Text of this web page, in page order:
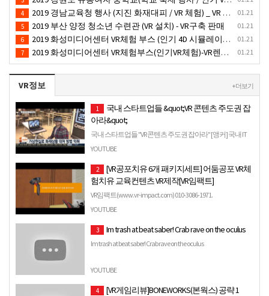
01.21
4 2019 경남교육청 행사 (지진 화재대피 / VR 체험) _ VR 렌탈대여행사
01.21
5 2019 부산 양정 청소년 수련관 (VR 설치) - VR구축 판매
01.21
6 2019 화성미디어센터 VR체험 부스 (인기 4D 시뮬레이터 체험)- VR렌탈
01.21
7 2019 화성미디어센터 VR체험부스(인기VR체험)-VR렌탈대여
VR정보 + 더보기
1
국내 스타트업들 &quot;VR 콘텐츠 주도권 잡
아라&quot;
국내 스타트업들 "VR 콘텐츠 주도권 잡아라" [앵커] 국내 IT
업체뿐만 아니라 구글과 페이스북ㆍ애플 등 글로벌 기업까
YOUTUBE
2
[VR공포치유 6개 패키지세트] 어둠공포 VR체
험치유 교육컨텐츠 VR제작[VR임팩트]
VR임팩트(www.vr-impact.com) 010-3086-1971.
YOUTUBE
3 Im trash at beat saber! Crab rave on the oculus
Im trash at beat saber! Crab rave on the oculus
YOUTUBE
4 [VR게임리뷰]BONEWORKS(본웍스) 공략 1